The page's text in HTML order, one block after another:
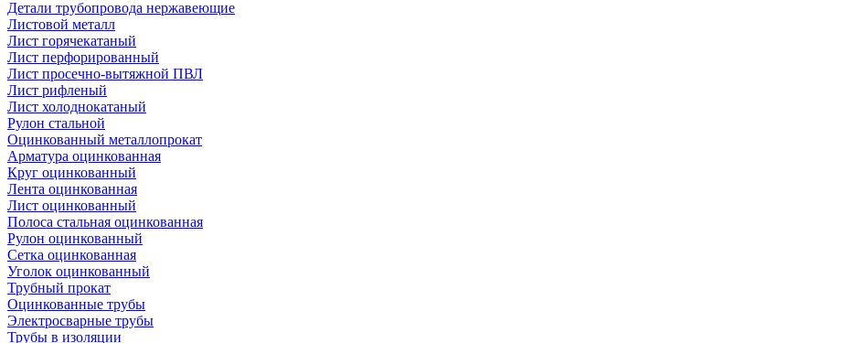
Детали трубопровода нержавеющие
Листовой металл
Лист горячекатаный
Лист перфорированный
Лист просечно-вытяжной ПВЛ
Лист рифленый
Лист холоднокатаный
Рулон стальной
Оцинкованный металлопрокат
Арматура оцинкованная
Круг оцинкованный
Лента оцинкованная
Лист оцинкованный
Полоса стальная оцинкованная
Рулон оцинкованный
Сетка оцинкованная
Уголок оцинкованный
Трубный прокат
Оцинкованные трубы
Электросварные трубы
Трубы в изоляции